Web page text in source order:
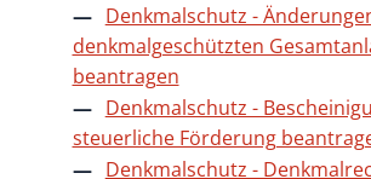
Denkmalschutz -
denkmalgeschützten
beantragen
Denkmalschutz -
steuerliche Förderung
Denkmalschutz -